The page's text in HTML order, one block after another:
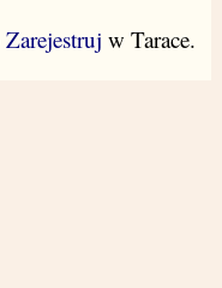
Zarejestruj w Tarace.